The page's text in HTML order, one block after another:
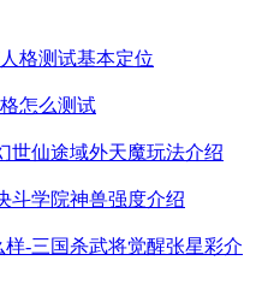
格测试基本定位
怎么测试
世仙途域外天魔玩法介绍
斗学院神兽强度介绍
-三国杀武将觉醒张星彩介